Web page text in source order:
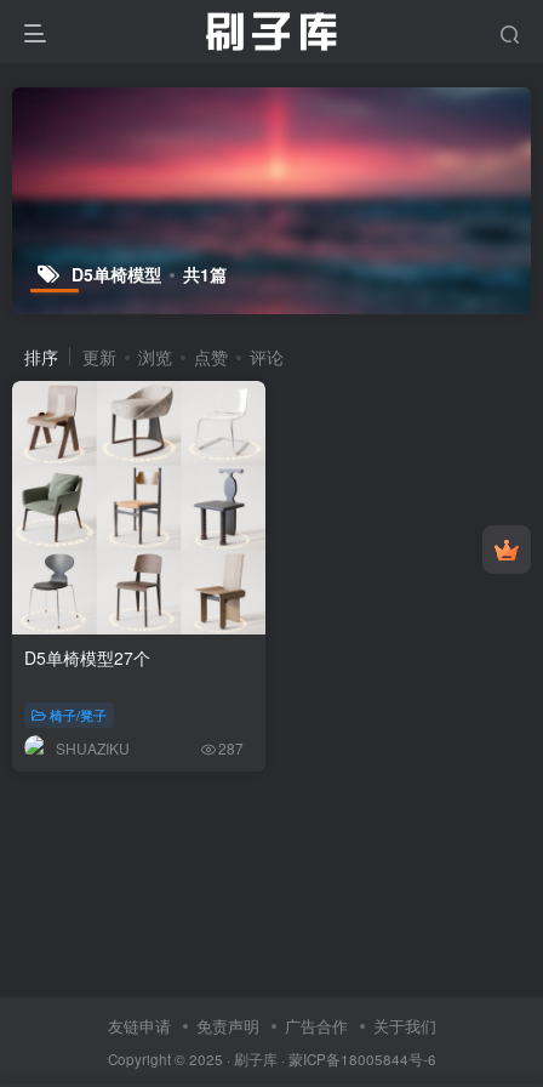
D5单椅模型 共1篇
排序 更新 浏览 点赞 评论
D5单椅模型27个
椅子/凳子
SHUAZIKU 287
友链申请 免责声明 广告合作 关于我们
Copyright © 2025 · 刷子库 · 蒙ICP备18005844号-6